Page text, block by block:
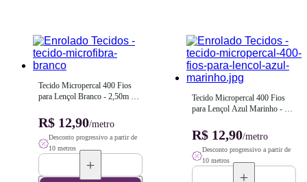
Tecido Micropercal 400 Fios
para Lençol Branco - 2,50m de
R$ 12,90/metro
Desconto progressivo a partir de
10 metros
Tecido Micropercal 400 Fios
para Lençol Azul Marinho -
R$ 12,90/metro
Desconto progressivo a partir de
10 metros